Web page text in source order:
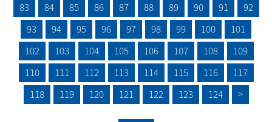
83
84 85 86 87 88 89 90 91
92
93
94 95 96 97 98 99 100
101
102
103 104 105 106 107 108
109
110
111 112 113 114 115 116
117
118
119 120 121 122 123 124 >